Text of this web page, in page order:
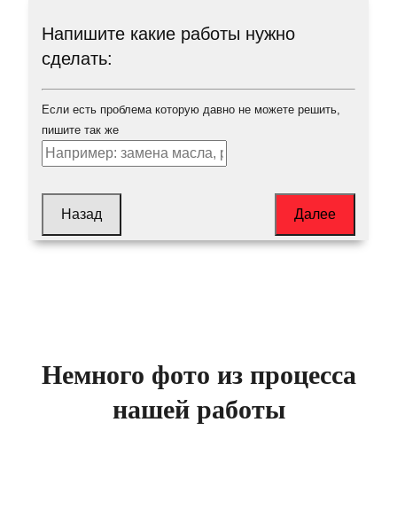
Напишите какие работы нужно
сделать:
Если есть проблема которую давно не можете решить,
пишите так же
Назад Далее
Немного фото из процесса
нашей работы